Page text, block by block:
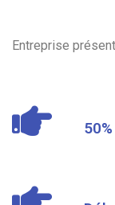
Entreprise